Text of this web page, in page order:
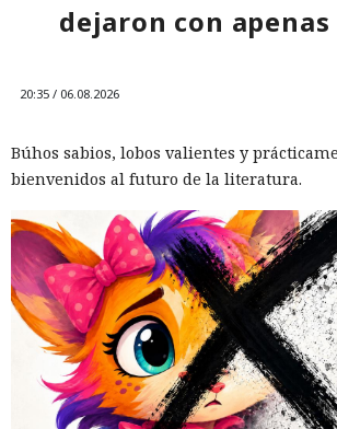
dejaron con apenas
20:35 / 06.08.2026
Búhos sabios, lobos valientes y
bienvenidos al futuro de la literatura.